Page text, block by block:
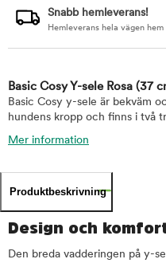
Snabb hemleverans!
Hemleverans hela vägen
Basic Cosy Y-sele Rosa (37
Basic Cosy y-sele är bekväm
hundens kropp och finns i två
Mer information
Produktbeskrivning
Design och
Den breda vadderingen på y-